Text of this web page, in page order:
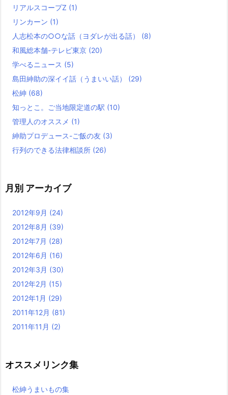
リアルスコープZ (1)
リンカーン (1)
人志松本の○○な話（ヨダレが出る話） (8)
和風総本舗-テレビ東京 (20)
学べるニュース (5)
島田紳助の深イイ話（うまいい話） (29)
松紳 (68)
知っとこ。ご当地限定道の駅 (10)
管理人のオススメ (1)
紳助プロデュース-ご飯の友 (3)
行列のできる法律相談所 (26)
月別 アーカイブ
2012年9月 (24)
2012年8月 (39)
2012年7月 (28)
2012年6月 (16)
2012年3月 (30)
2012年2月 (15)
2012年1月 (29)
2011年12月 (81)
2011年11月 (2)
オススメリンク集
松紳うまいもの集